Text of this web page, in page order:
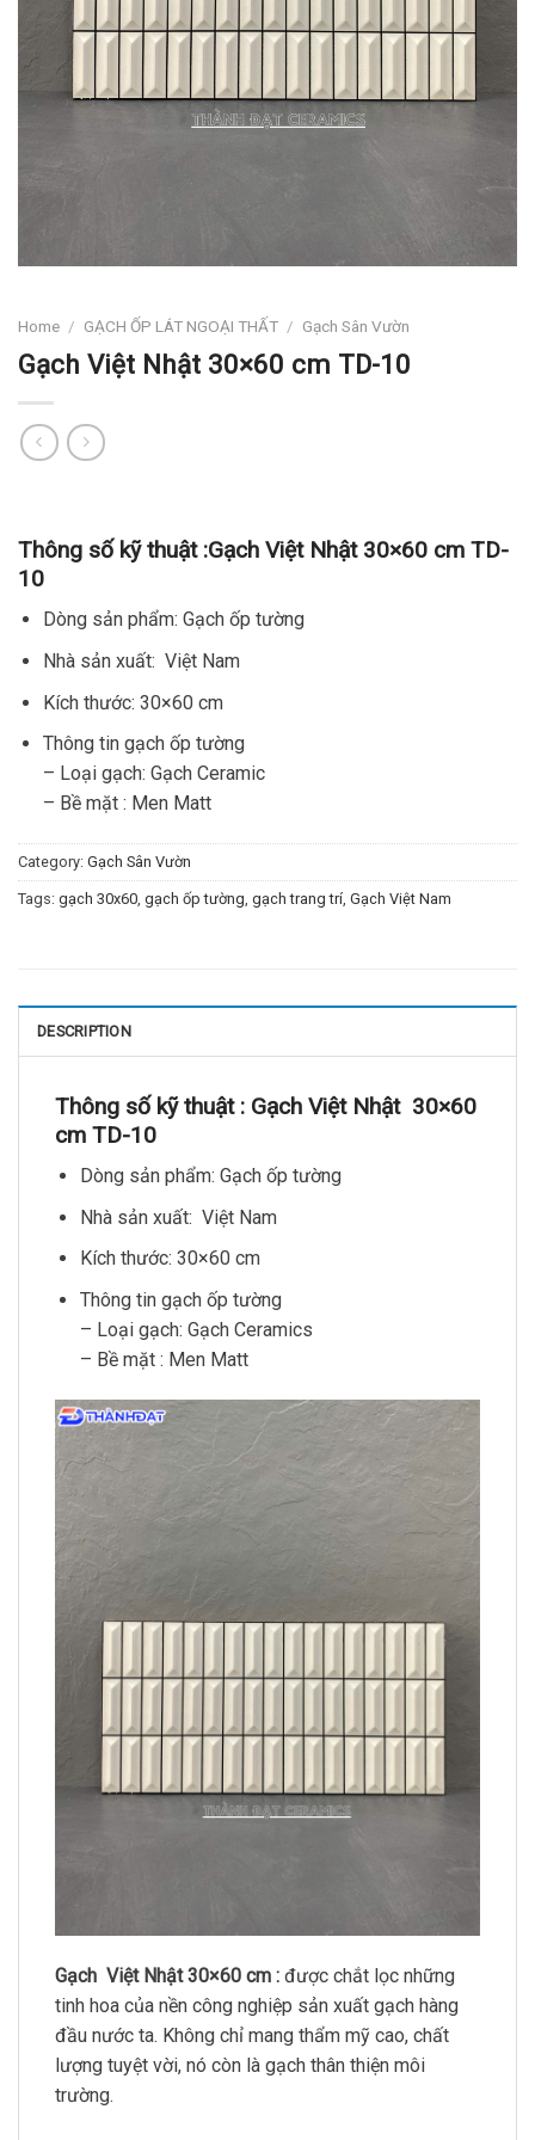
Home / GẠCH ỐP LÁT NGOẠI THẤT / Gạch Sân Vườn
Gạch Việt Nhật 30×60 cm TD-10
Thông số kỹ thuật :Gạch Việt Nhật 30×60 cm TD-
10
Dòng sản phẩm: Gạch ốp tường
Nhà sản xuất: Việt Nam
Kích thước: 30×60 cm
Thông tin gạch ốp tường
– Loại gạch: Gạch Ceramic
– Bề mặt : Men Matt
Category: Gạch Sân Vườn
Tags: gạch 30x60 gạch ốp tường gạch trang trí Gạch Việt Nam
DESCRIPTION
Thông số kỹ thuật : Gạch Việt Nhật 30×60
cm TD-10
Dòng sản phẩm: Gạch ốp tường
Nhà sản xuất: Việt Nam
Kích thước: 30×60 cm
Thông tin gạch ốp tường
– Loại gạch: Gạch Ceramics
– Bề mặt : Men Matt
Gạch Việt Nhật 30×60 cm : được chắt lọc những
tinh hoa của nền công nghiệp sản xuất gạch hàng
đầu nước ta. Không chỉ mang thẩm mỹ cao, chất
lượng tuyệt vời, nó còn là gạch thân thiện môi
trường.